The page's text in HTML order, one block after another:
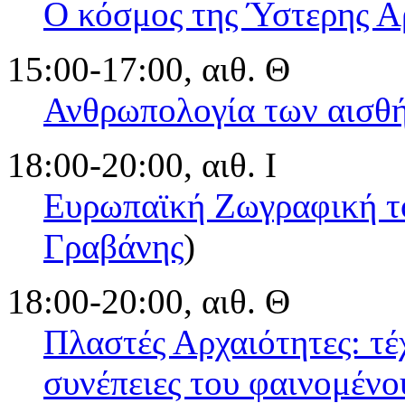
Ο κόσμος της Ύστερης
15:00-17:00, αιθ. Θ
Ανθρωπολογία των
18:00-20:00, αιθ. Ι
Ευρωπαϊκή Ζωγραφική
Γραβάνης)
18:00-20:00, αιθ. Θ
Πλαστές Αρχαιότητες:
συνέπειες του